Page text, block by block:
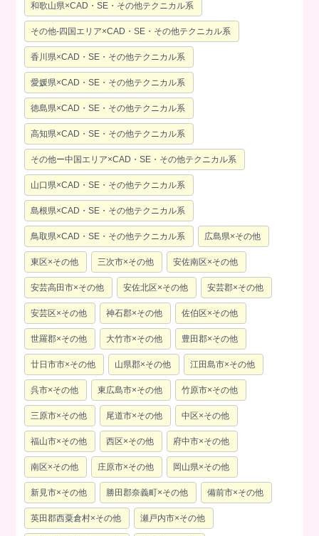
和歌山県×CAD・SE・その他テクニカル系
その他-四国エリア×CAD・SE・その他テクニカル系
香川県×CAD・SE・その他テクニカル系
愛媛県×CAD・SE・その他テクニカル系
徳島県×CAD・SE・その他テクニカル系
高知県×CAD・SE・その他テクニカル系
その他ー中国エリア×CAD・SE・その他テクニカル系
山口県×CAD・SE・その他テクニカル系
島根県×CAD・SE・その他テクニカル系
鳥取県×CAD・SE・その他テクニカル系 広島県×その他
東区×その他 三次市×その他 安佐南区×その他
安芸高田市×その他 安佐北区×その他 安芸郡×その他
安芸区×その他 神石郡×その他 佐伯区×その他
世羅郡×その他 大竹市×その他 豊田郡×その他
廿日市市×その他 山県郡×その他 江田島市×その他
呉市×その他 東広島市×その他 竹原市×その他
三原市×その他 尾道市×その他 中区×その他
福山市×その他 西区×その他 府中市×その他
南区×その他 庄原市×その他 岡山県×その他
新見市×その他 勝田郡奈義町×その他 備前市×その他
英田郡西粟倉村×その他 瀬戸内市×その他